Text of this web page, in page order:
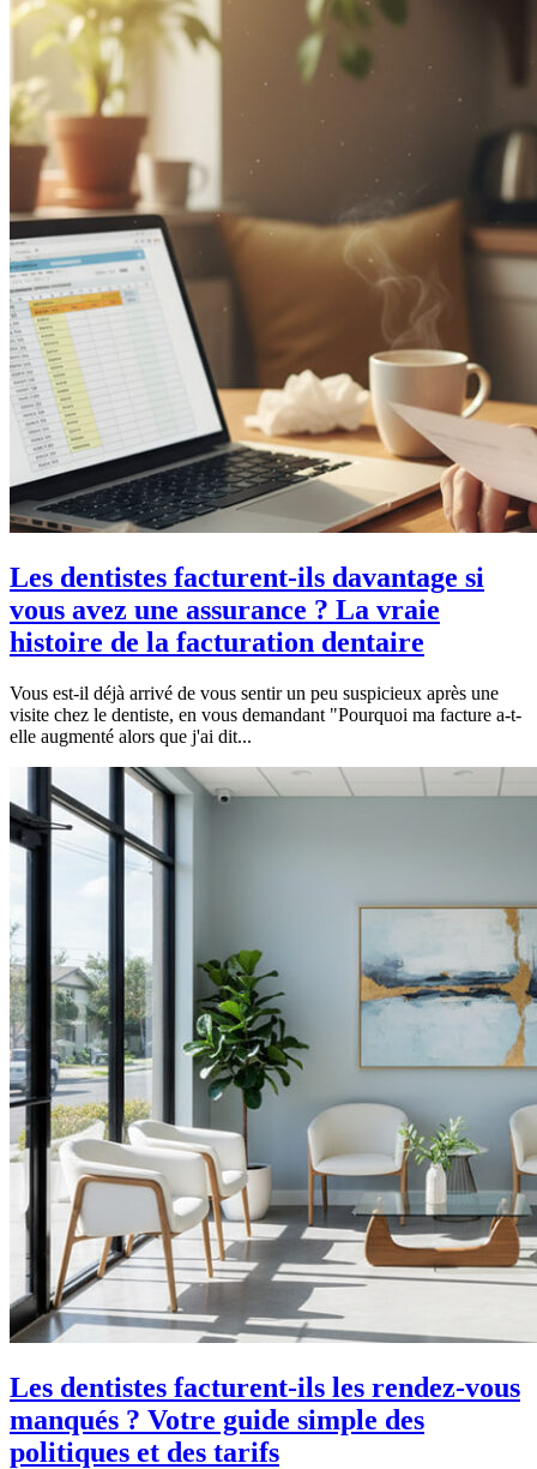
Les dentistes facturent-ils davantage si
vous avez une assurance ? La vraie
histoire de la facturation dentaire
Vous est-il déjà arrivé de vous sentir un peu suspicieux après une
visite chez le dentiste, en vous demandant "Pourquoi ma facture a-t-
elle augmenté alors que j'ai dit...
Les dentistes facturent-ils les rendez-vous
manqués ? Votre guide simple des
politiques et des tarifs